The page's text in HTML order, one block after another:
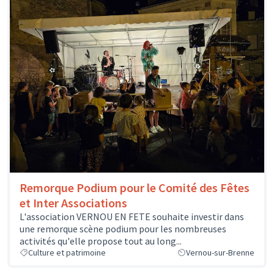
Remorque Podium pour le Comité des Fêtes
et Inter Associations
L'association VERNOU EN FETE souhaite investir dans
une remorque scène podium pour les nombreuses
activités qu'elle propose tout au long...
Culture et patrimoine Vernou-sur-Brenne